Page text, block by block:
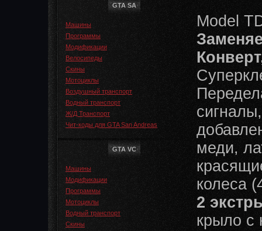
GTA SA
Машины
Программы
Модификации
Велосипеды
Скины
Мотоциклы
Воздушный транспорт
Водный транспорт
Ж/Д Транспорт
Чит-коды для GTA San Andreas
GTA VC
Машины
Модификации
Программы
Мотоциклы
Водный транспорт
Скины
Model
меди,
колеса
2
крыло с